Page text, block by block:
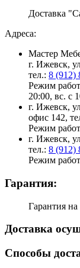
Доставка
Адреса:
Мастер
г. Ижевск,
тел.: 8 (912)
Режим
20:00, вс. с
г. Ижевск,
офис 142,
Режим
г. Ижевск,
тел.: 8 (912)
Режим
Гарантия:
Гарантия
Доставка
Cпособы